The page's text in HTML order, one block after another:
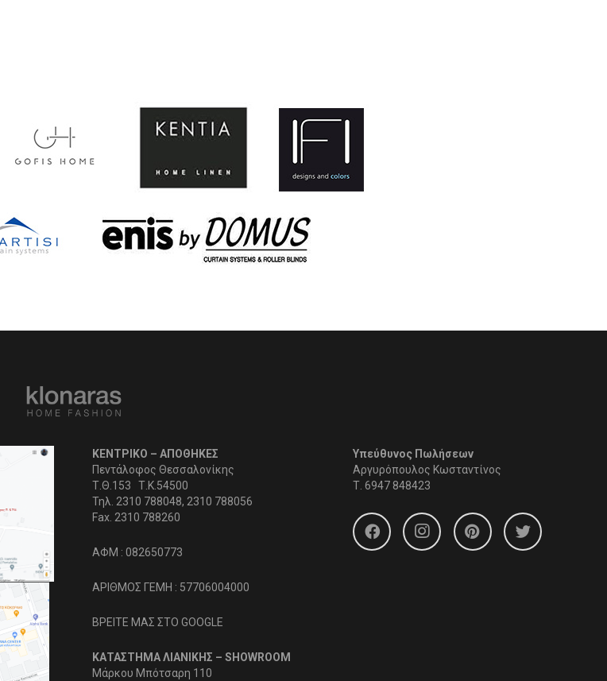
ΚΕΝΤΡΙΚΟ – ΑΠΟΘΗΚΕΣ
Πεντάλοφος Θεσσαλονίκης
Τ.Θ.153 Τ.Κ.54500
Τηλ. 2310 788048, 2310 788056
Fax. 2310 788260
ΑΦΜ : 082650773
ΑΡΙΘΜΟΣ ΓΕΜΗ : 57706004000
ΒΡΕΙΤΕ ΜΑΣ ΣΤΟ GOOGLE
ΚΑΤΑΣΤΗΜΑ ΛΙΑΝΙΚΗΣ – SHOWROOM
Μάρκου Μπότσαρη 110
Υπεύθυνος Πωλήσεων
Αργυρόπουλος Κωσταντίνος
Τ. 6947 848423